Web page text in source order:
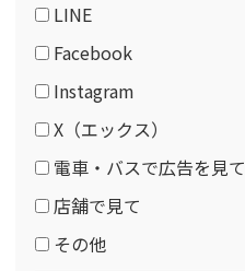
LINE
Facebook
Instagram
X（エックス）
電車・バスで広告を見て
店舗で見て
その他